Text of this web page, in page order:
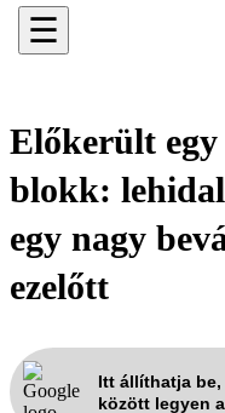
☰
Előkerült egy
blokk:
egy nagy
ezelőtt
Itt állíthatja
között legyen